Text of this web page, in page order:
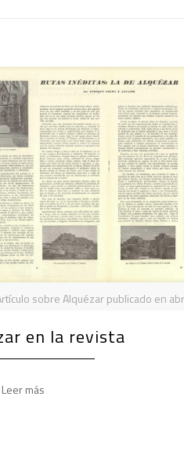
sobre Alquézar publicado en
en la revista
Leer más